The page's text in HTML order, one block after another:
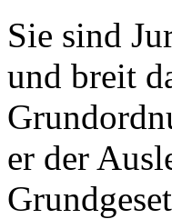
Sie sind
und breit
er der